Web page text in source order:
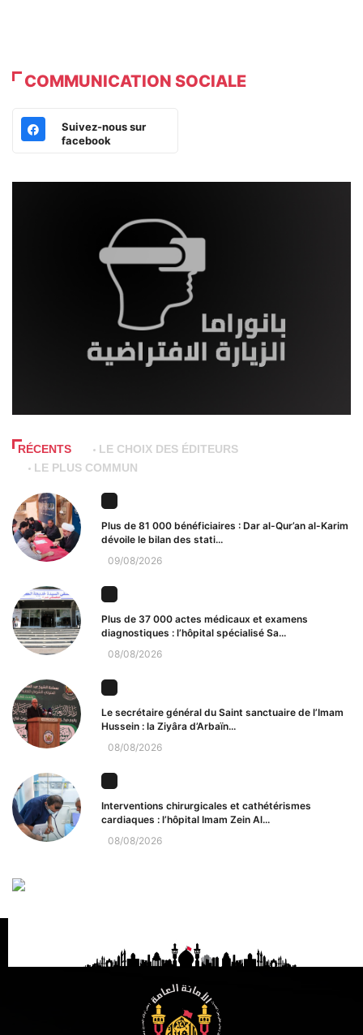
COMMUNICATION SOCIALE
Suivez-nous sur
facebook
RÉCENTS
LE CHOIX DES ÉDITEURS
LE PLUS COMMUN
Plus de 81 000 bénéficiaires : Dar al-Qur’an al-Karim
dévoile le bilan des stati...
09/08/2026
Plus de 37 000 actes médicaux et examens
diagnostiques : l’hôpital spécialisé Sa...
08/08/2026
Le secrétaire général du Saint sanctuaire de l’Imam
Hussein : la Ziyâra d’Arbaïn...
08/08/2026
Interventions chirurgicales et cathétérismes
cardiaques : l’hôpital Imam Zein Al...
08/08/2026